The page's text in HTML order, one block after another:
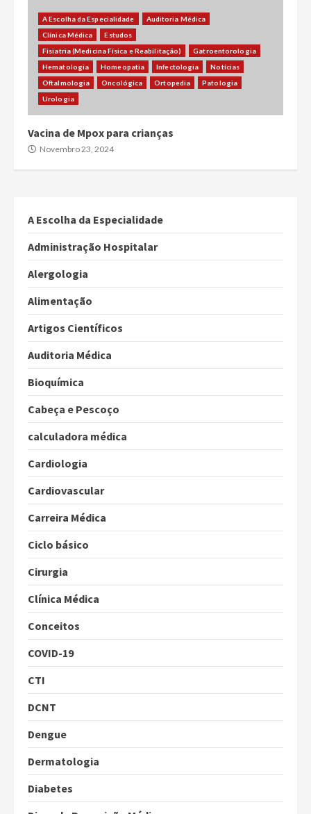
A Escolha da Especialidade
Auditoria Médica
Clínica Médica
Estudos
Fisiatria (Medicina Física e Reabilitação)
Gatroentorologia
Hematologia
Homeopatia Infectologia
Notícias
Oftalmologia
Oncológica Ortopedia
Patologia
Urologia
Vacina de Mpox para crianças
Novembro 23, 2024
A Escolha da Especialidade
Administração Hospitalar
Alergologia
Alimentação
Artigos Científicos
Auditoria Médica
Bioquímica
Cabeça e Pescoço
calculadora médica
Cardiologia
Cardiovascular
Carreira Médica
Ciclo básico
Cirurgia
Clínica Médica
Conceitos
COVID-19
CTI
DCNT
Dengue
Dermatologia
Diabetes